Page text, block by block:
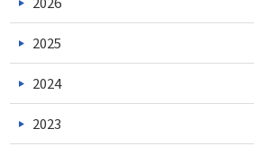
2025
2024
2023